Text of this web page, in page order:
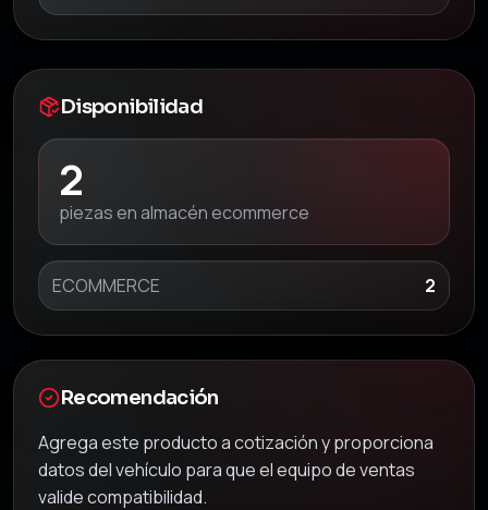
Disponibilidad
2
piezas en almacén ecommerce
ECOMMERCE 2
Recomendación
Agrega este producto a cotización y proporciona
datos del vehículo para que el equipo de ventas
valide compatibilidad.